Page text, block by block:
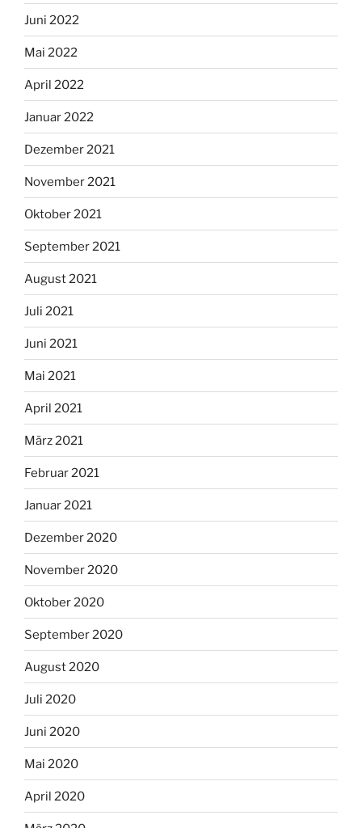
Juni 2022
Mai 2022
April 2022
Januar 2022
Dezember 2021
November 2021
Oktober 2021
September 2021
August 2021
Juli 2021
Juni 2021
Mai 2021
April 2021
März 2021
Februar 2021
Januar 2021
Dezember 2020
November 2020
Oktober 2020
September 2020
August 2020
Juli 2020
Juni 2020
Mai 2020
April 2020